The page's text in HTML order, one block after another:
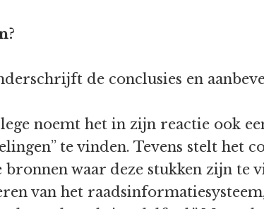
de conclusies en
noemt het in zijn reactie ook
te vinden. Tevens stelt het
bronnen waar deze stukken zijn
van het